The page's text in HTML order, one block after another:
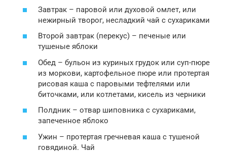
Завтрак – паровой или духовой омлет, или
нежирный творог, несладкий чай с сухариками
Второй завтрак (перекус) – печеные или
тушеные яблоки
Обед – бульон из куриных грудок или суп-пюре
из моркови, картофельное пюре или протертая
рисовая каша с паровыми тефтелями или
биточками, или котлетами, кисель из черники
Полдник – отвар шиповника с сухариками,
запеченное яблоко
Ужин – протертая гречневая каша с тушеной
говядиной. Чай